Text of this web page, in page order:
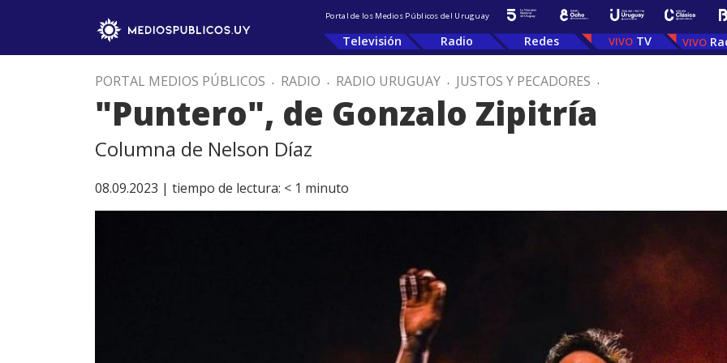
Portal de los Medios Públicos del Uruguay
Televisión Radio Redes TV
PORTAL MEDIOS PÚBLICOS . RADIO . RADIO URUGUAY . JUSTOS Y PECADORES .
"Puntero", de Gonzalo Zipitría
Columna de Nelson Díaz
08.09.2023 | tiempo de lectura: < 1 minuto